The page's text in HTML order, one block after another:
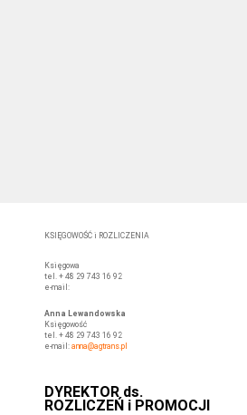
KSIĘGOWOŚĆ i ROZLICZENIA
Księgowa
tel. + 48 29 743 16 92
e-mail:
Anna Lewandowska
Księgowość
tel. + 48 29 743 16 92
e-mail:anna@agtrans.pl
DYREKTOR ds.
ROZLICZEŃ i PROMOCJI